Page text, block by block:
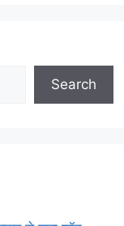
Search